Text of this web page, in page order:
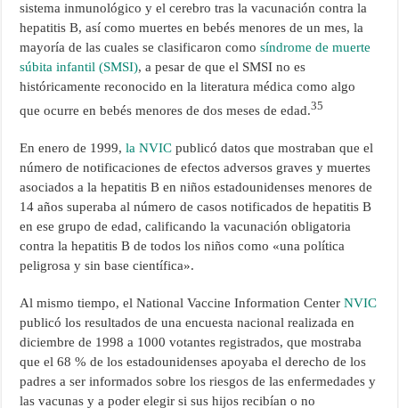
sistema inmunológico y el cerebro tras la vacunación contra la
hepatitis B, así como muertes en bebés menores de un mes, la
mayoría de las cuales se clasificaron comosíndrome de muerte
súbita infantil (SMSI), a pesar de que el SMSI no es
históricamente reconocido en la literatura médica como algo
que ocurre en bebés menores de dos meses de edad.35
En enero de 1999,la NVIC publicó datos que mostraban que el
número de notificaciones de efectos adversos graves y muertes
asociados a la hepatitis B en niños estadounidenses menores de
14 años superaba al número de casos notificados de hepatitis B
en ese grupo de edad, calificando la vacunación obligatoria
contra la hepatitis B de todos los niños como «una política
peligrosa y sin base científica».
Al mismo tiempo, el National Vaccine Information CenterNVIC
publicó los resultados de una encuesta nacional realizada en
diciembre de 1998 a 1000 votantes registrados, que mostraba
que el 68 % de los estadounidenses apoyaba el derecho de los
padres a ser informados sobre los riesgos de las enfermedades y
las vacunas y a poder elegir si sus hijos recibían o no